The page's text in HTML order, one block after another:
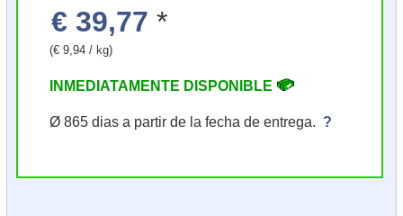
€ 39,77 *
(€ 9,94 / kg)
INMEDIATAMENTE DISPONIBLE
Ø 865 dias a partir de la fecha de entrega. ?